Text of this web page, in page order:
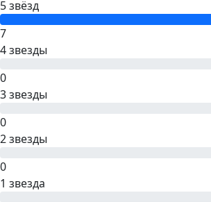
5 звёзд
7
4 звезды
0
3 звезды
0
2 звезды
0
1 звезда